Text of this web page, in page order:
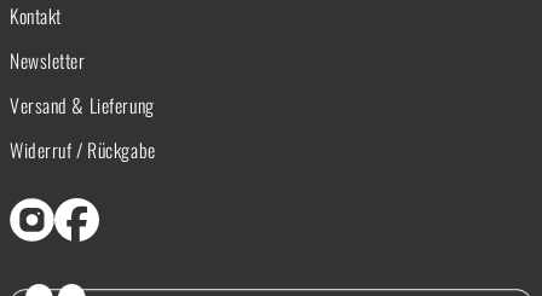
Kontakt
Newsletter
Versand & Lieferung
Widerruf / Rückgabe